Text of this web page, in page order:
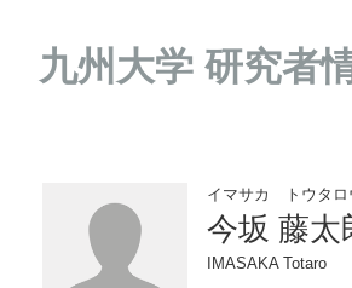
九州大学 研究者
イマサカ トウタロ
今坂 藤太
IMASAKA Totaro